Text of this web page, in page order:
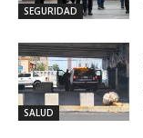
SEGURIDAD
SALUD